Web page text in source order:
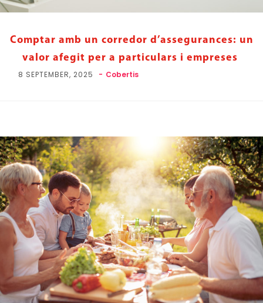
Comptar amb un corredor d’assegurances: un
valor afegit per a particulars i empreses
8 SEPTEMBER, 2025 Cobertis